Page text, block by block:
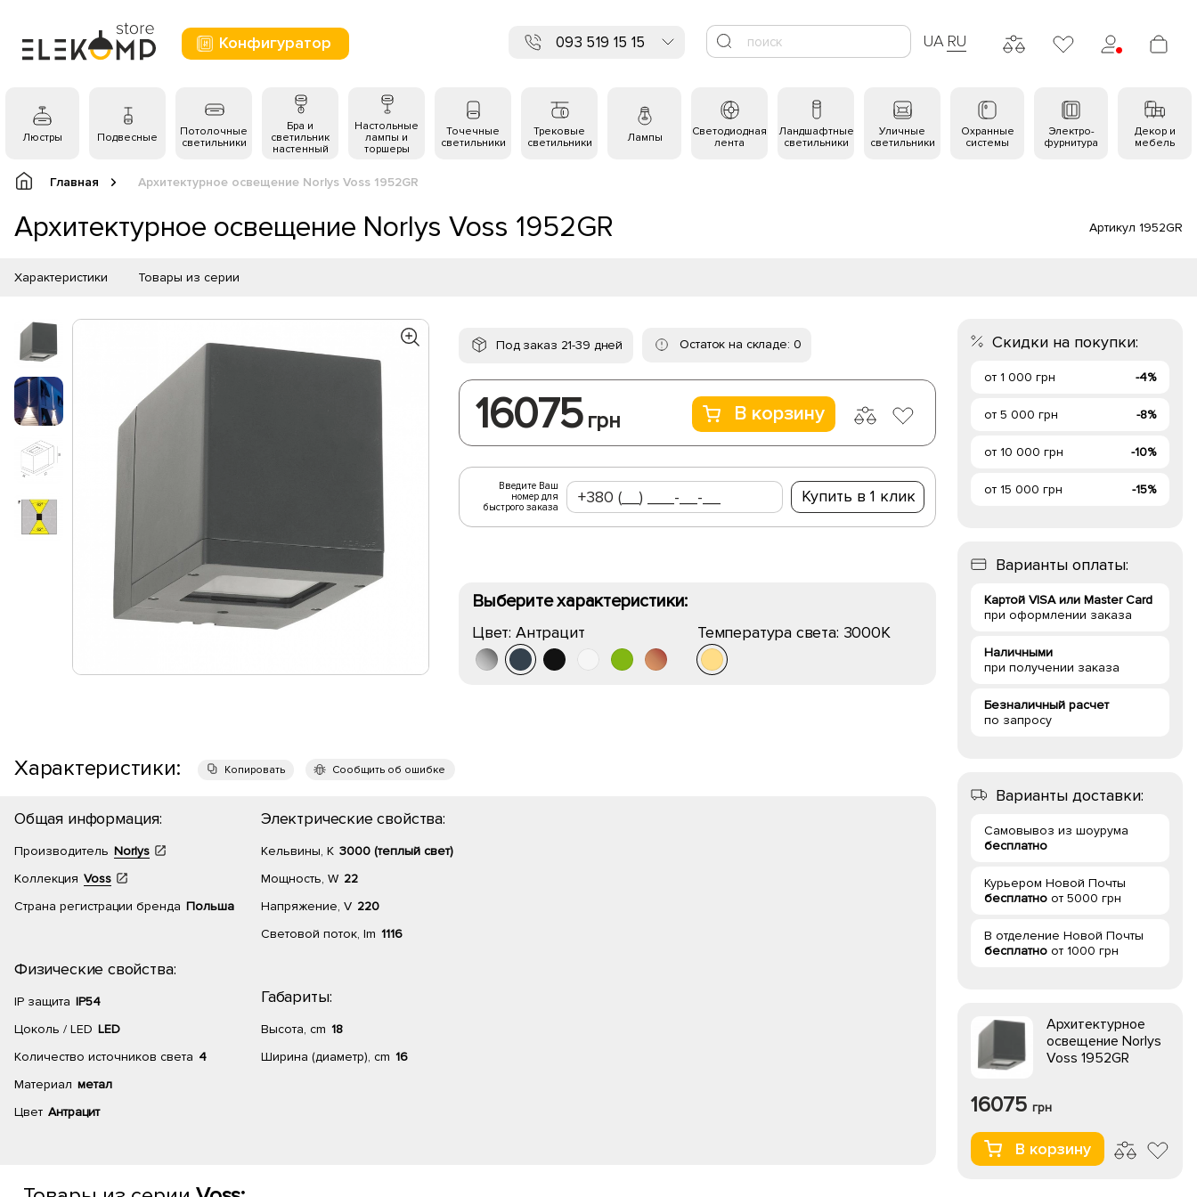
Конфигуратор 093 519 15 15 UA RU
Люстры Подвесные
Потолочные
светильники
Бра и
светильник
настенный
Настольные
лампы и
торшеры
Точечные
светильники
Трековые
светильники
Лампы
Светодиодная
лента
Ландшафтные
светильники
Уличные
светильники
Охранные
системы
Электро-
фурнитура
Декор и
мебель
Главная Архитектурное освещение Norlys Voss 1952GR
Архитектурное освещение Norlys Voss 1952GR Артикул 1952GR
Характеристики Товары из серии
Под заказ 21-39 дней Остаток на складе: 0
16075 грн В корзину
Введите Ваш
номер для
быстрого заказа
Купить в 1 клик
Выберите характеристики:
Цвет: Антрацит Температура света: 3000K
Характеристики: Копировать Сообщить об ошибке
Общая информация:
Производитель Norlys
Коллекция Voss
Страна регистрации бренда Польша
Физические свойства:
IP защита IP54
Цоколь / LED LED
Количество источников света 4
Материал метал
Цвет Антрацит
Электрические свойства:
Кельвины, К 3000 (теплый свет)
Мощность, W 22
Напряжение, V 220
Световой поток, lm 1116
Габариты:
Высота, cm 18
Ширина (диаметр), cm 16
Скидки на покупки:
от 1 000 грн -4%
от 5 000 грн -8%
от 10 000 грн -10%
от 15 000 грн -15%
Варианты оплаты:
Картой VISA или Master Card
при оформлении заказа
Наличными
при получении заказа
Безналичный расчет
по запросу
Варианты доставки:
Самовывоз из шоурума
бесплатно
Курьером Новой Почты
бесплатно от 5000 грн
В отделение Новой Почты
бесплатно от 1000 грн
Архитектурное
освещение Norlys
Voss 1952GR
16075 грн
В корзину